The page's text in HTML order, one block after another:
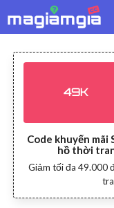
49K
Code khuyến mãi
hồ thời
Giảm tối đa 49.000